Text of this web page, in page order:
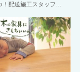
！配送施工スタッフ…